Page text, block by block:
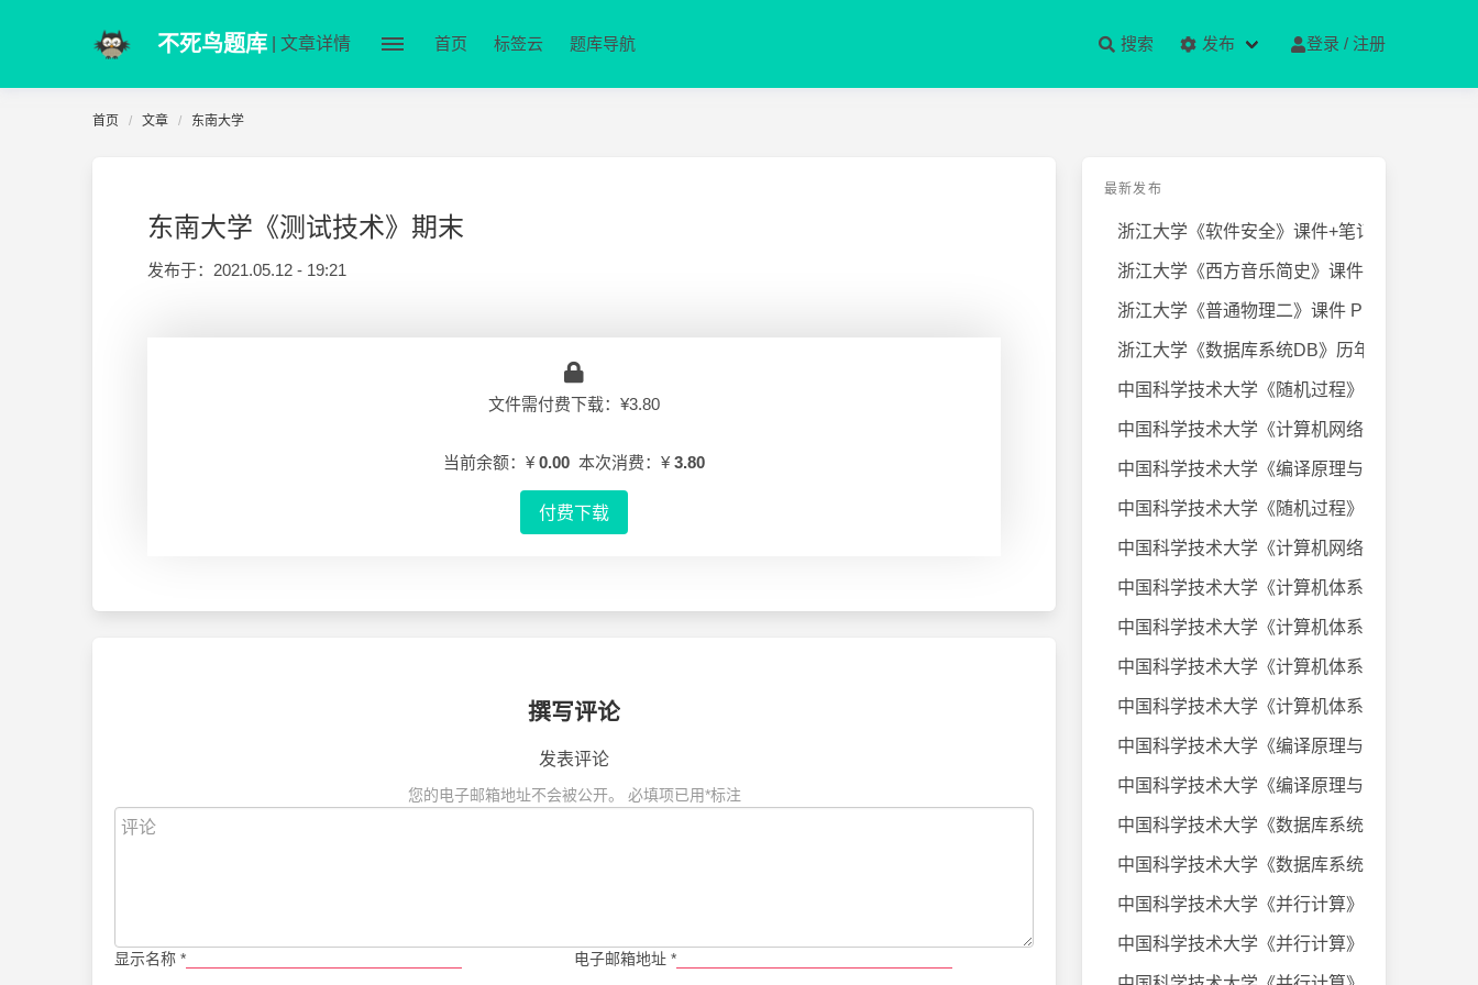
不死鸟题库 | 文章详情 首页 标签云 题库导航 搜索 发布 登录 / 注册
首页 文章 东南大学
东南大学《测试技术》期末
发布于： 2021.05.12 - 19:21
文件需付费下载：¥3.80
当前余额：¥ 0.00 本次消费：¥ 3.80
付费下载
撰写评论
发表评论
您的电子邮箱地址不会被公开。 必填项已用*标注
显示名称 * 电子邮箱地址 *
最新发布
浙江大学《软件安全》课件+笔记
浙江大学《西方音乐简史》课件+笔
浙江大学《普通物理二》课件 PPT
浙江大学《数据库系统DB》历年试卷
中国科学技术大学《随机过程》近几
中国科学技术大学《计算机网络》课
中国科学技术大学《编译原理与技术
中国科学技术大学《随机过程》课件
中国科学技术大学《计算机网络》20
中国科学技术大学《计算机体系结构
中国科学技术大学《计算机体系结构
中国科学技术大学《计算机体系结构
中国科学技术大学《计算机体系结构
中国科学技术大学《编译原理与技术
中国科学技术大学《编译原理与技术
中国科学技术大学《数据库系统及应
中国科学技术大学《数据库系统及应
中国科学技术大学《并行计算》考试
中国科学技术大学《并行计算》考试